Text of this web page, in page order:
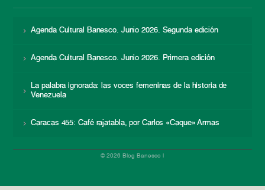
Agenda Cultural Banesco. Junio 2026. Segunda edición
Agenda Cultural Banesco. Junio 2026. Primera edición
La palabra ignorada: las voces femeninas de la historia de
Venezuela
Caracas 455: Café rajatabla, por Carlos «Caque» Armas
© 2026 Blog Banesco |